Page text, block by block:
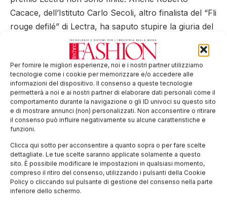
Per fornire le migliori esperienze, noi e i nostri partner utilizziamo
tecnologie come i cookie per memorizzare e/o accedere alle
informazioni del dispositivo. Il consenso a queste tecnologie
permetterà a noi e ai nostri partner di elaborare dati personali come il
comportamento durante la navigazione o gli ID univoci su questo sito
e di mostrare annunci (non) personalizzati. Non acconsentire o ritirare
il consenso può influire negativamente su alcune caratteristiche e
funzioni.
Clicca qui sotto per acconsentire a quanto sopra o per fare scelte
dettagliate. Le tue scelte saranno applicate solamente a questo
sito. È possibile modificare le impostazioni in qualsiasi momento,
compreso il ritiro del consenso, utilizzando i pulsanti della Cookie
Policy o cliccando sul pulsante di gestione del consenso nella parte
inferiore dello schermo.
Cacace, dell’Istituto Carlo Secoli, altro finalista del “Fli
rouge defilé” di Lectra, ha saputo stupire la giuria del
concorso che gli ha conferito il Premio Speciale
offerto da Wedding Italian Style (Club Sposa di SMI)
per la migliore creazione di un abito da sposa “che
combini tradizione e innovazione”.
Tag: Caterina Rorro giovani istruzione
Katherine
Lectra
Mittelmoda Roberto Cacace